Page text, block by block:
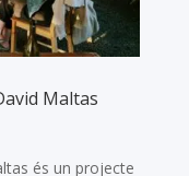
Maltas
és un projecte